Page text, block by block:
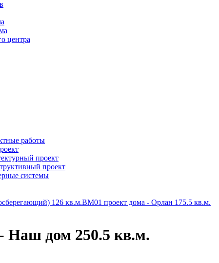
центра
работы
проект
проект
системы
126 кв.м.ВМ01 проект дома - Орлан 175.5 кв.м.
Наш дом 250.5 кв.м.